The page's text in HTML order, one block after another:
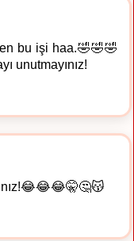
bu işi haa.🤣🤣🤣
unutmayınız!